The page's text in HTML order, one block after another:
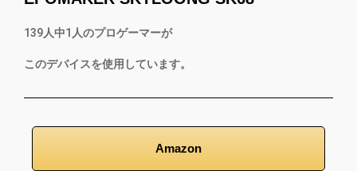
139人中1 人のプロゲーマーが
このデバイスを使用しています。
Amazon